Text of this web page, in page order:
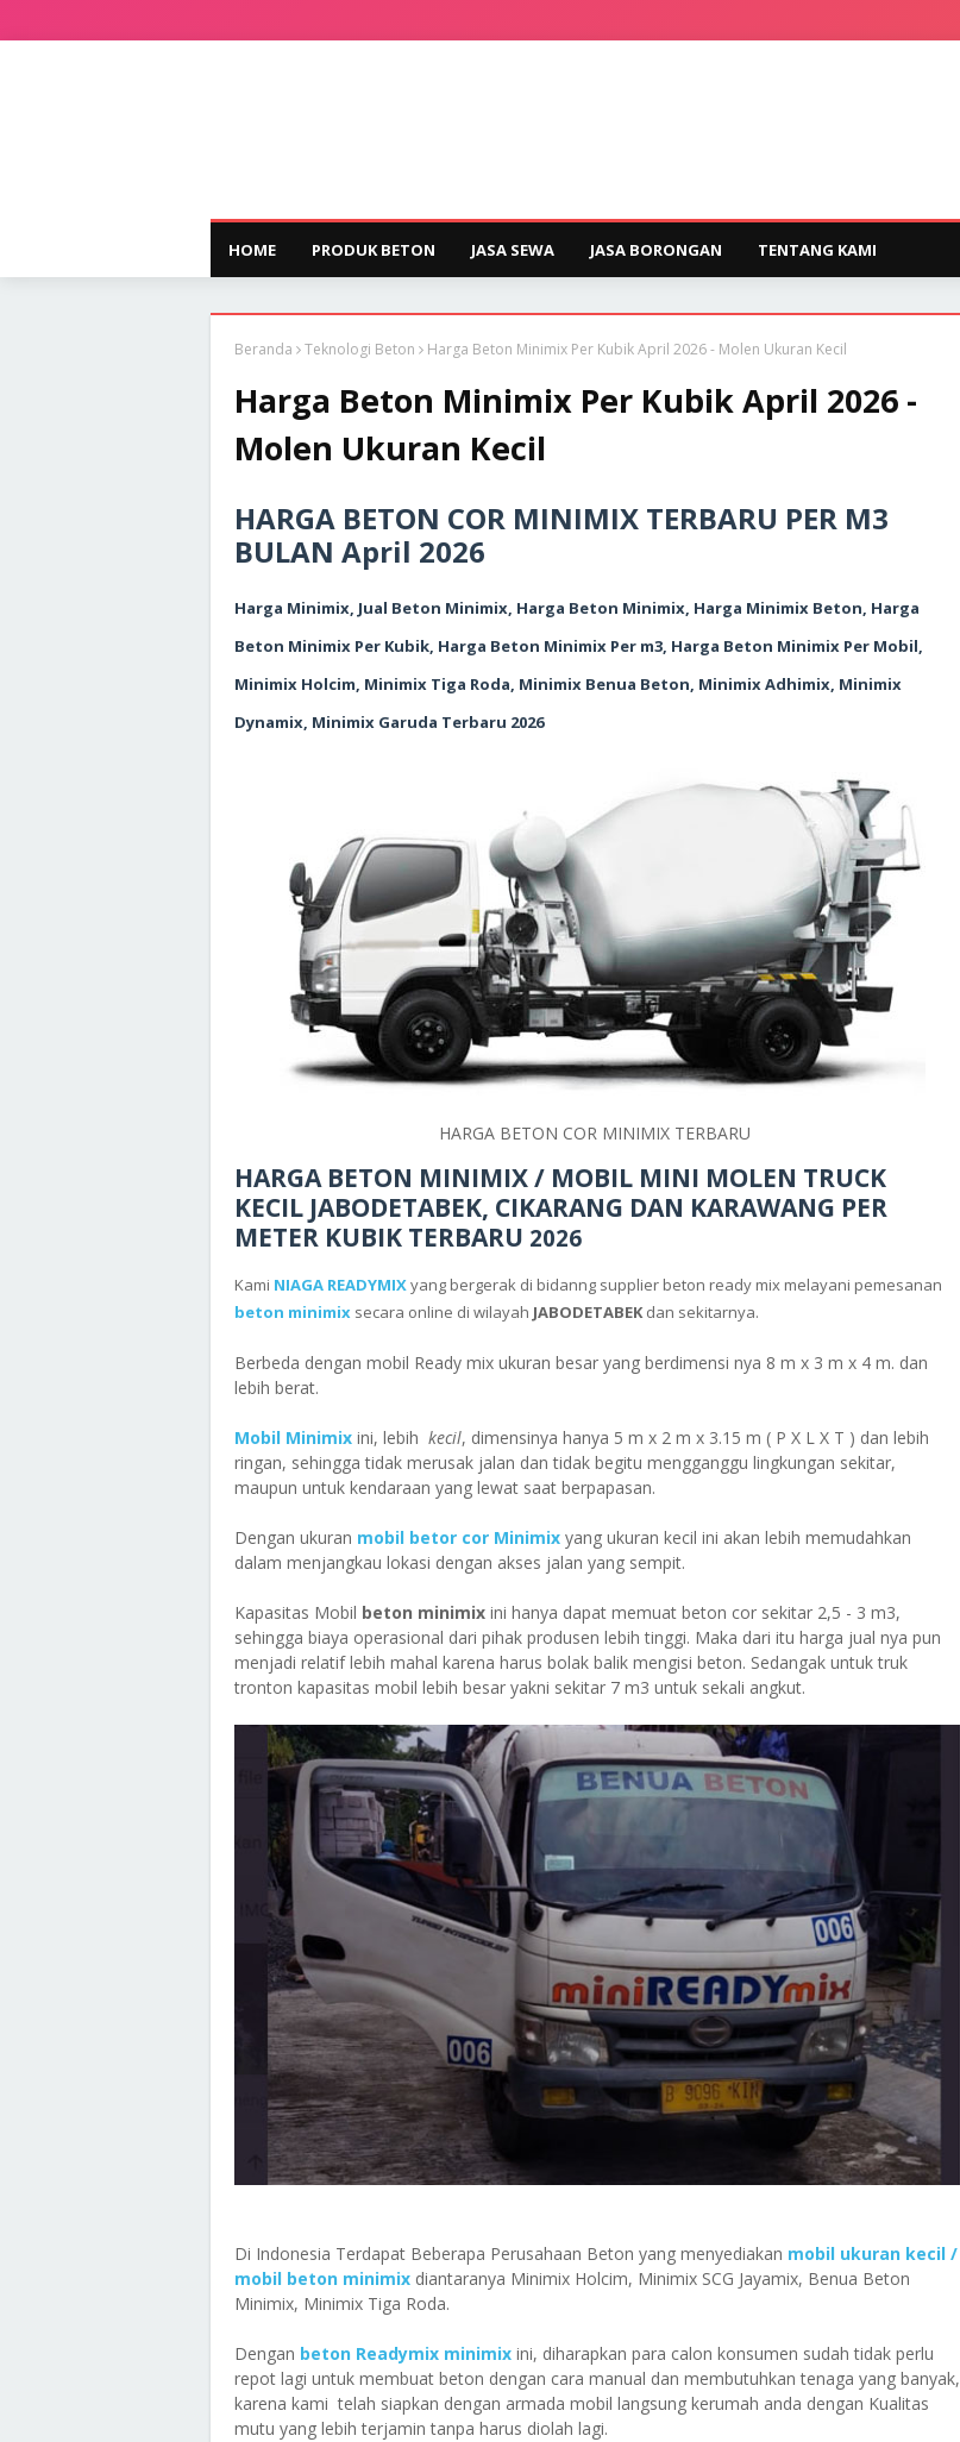
HOME PRODUK BETON JASA SEWA JASA BORONGAN TENTANG KAMI
Beranda Teknologi Beton Harga Beton Minimix Per Kubik April 2026 - Molen Ukuran Kecil
Harga Beton Minimix Per Kubik April 2026 -
Molen Ukuran Kecil
HARGA BETON COR MINIMIX TERBARU PER M3
BULAN April 2026
Harga Minimix, Jual Beton Minimix, Harga Beton Minimix, Harga Minimix Beton, Harga
Beton Minimix Per Kubik, Harga Beton Minimix Per m3, Harga Beton Minimix Per Mobil,
Minimix Holcim, Minimix Tiga Roda, Minimix Benua Beton, Minimix Adhimix, Minimix
Dynamix, Minimix Garuda Terbaru 2026
HARGA BETON COR MINIMIX TERBARU
HARGA BETON MINIMIX / MOBIL MINI MOLEN TRUCK
KECIL JABODETABEK, CIKARANG DAN KARAWANG PER
METER KUBIK TERBARU 2026
Kami NIAGA READYMIXyang bergerak di bidanng supplier beton ready mix melayani pemesanan
beton minimix secara online di wilayah JABODETABEKdan sekitarnya.
Berbeda dengan mobil Ready mix ukuran besar yang berdimensi nya 8 m x 3 m x 4 m. dan
lebih berat.
Mobil Minimix ini, lebih kecil, dimensinya hanya 5 m x 2 m x 3.15 m ( P X L X T ) dan lebih
ringan, sehingga tidak merusak jalan dan tidak begitu mengganggu lingkungan sekitar,
maupun untuk kendaraan yang lewat saat berpapasan.
Dengan ukuran mobil betor cor Minimix yang ukuran kecil ini akan lebih memudahkan
dalam menjangkau lokasi dengan akses jalan yang sempit.
Kapasitas Mobil beton minimix ini hanya dapat memuat beton cor sekitar 2,5 - 3 m3,
sehingga biaya operasional dari pihak produsen lebih tinggi. Maka dari itu harga jual nya pun
menjadi relatif lebih mahal karena harus bolak balik mengisi beton. Sedangak untuk truk
tronton kapasitas mobil lebih besar yakni sekitar 7 m3 untuk sekali angkut.
Di Indonesia Terdapat Beberapa Perusahaan Beton yang menyediakan mobil ukuran kecil /
mobil beton minimix diantaranya Minimix Holcim, Minimix SCG Jayamix, Benua Beton
Minimix, Minimix Tiga Roda.
Dengan beton Readymix minimix ini, diharapkan para calon konsumen sudah tidak perlu
repot lagi untuk membuat beton dengan cara manual dan membutuhkan tenaga yang banyak,
karena kami telah siapkan dengan armada mobil langsung kerumah anda dengan Kualitas
mutu yang lebih terjamin tanpa harus diolah lagi.